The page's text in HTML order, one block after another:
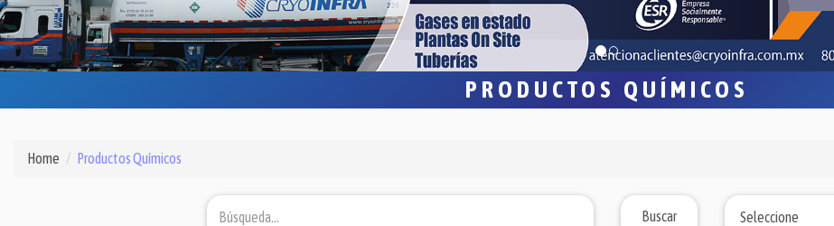
PRODUCTOS QUÍMICOS
Home Productos Químicos